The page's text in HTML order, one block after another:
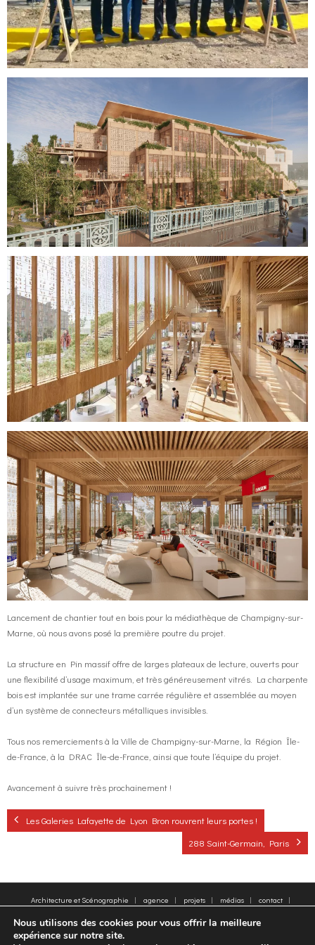
Lancement de chantier tout en bois pour la médiathèque de Champigny-sur-
Marne, où nous avons posé la première poutre du projet.
La structure en Pin massif offre de larges plateaux de lecture, ouverts pour
une flexibilité d’usage maximum, et très généreusement vitrés. La charpente
bois est implantée sur une trame carrée régulière et assemblée au moyen
d’un système de connecteurs métalliques invisibles.
Tous nos remerciements à la Ville de Champigny-sur-Marne, la Région Île-
de-France, à la DRAC Île-de-France, ainsi que toute l’équipe du projet.
Avancement à suivre très prochainement !
Les Galeries Lafayette de Lyon Bron rouvrent leurs portes !
288 Saint-Germain, Paris
Architecture et Scénographie agence projets médias
contact
© 2005-2025 - Moatti Rivière, 22 Rue de Paradis, 75010 Paris - Tous droits réservés,
Nous utilisons des cookies pour vous offrir la meilleure
expérience sur notre site.